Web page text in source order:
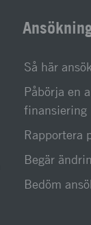
Så här
Påbörja en
finansiering
Rapportera
Begär
Bedöm